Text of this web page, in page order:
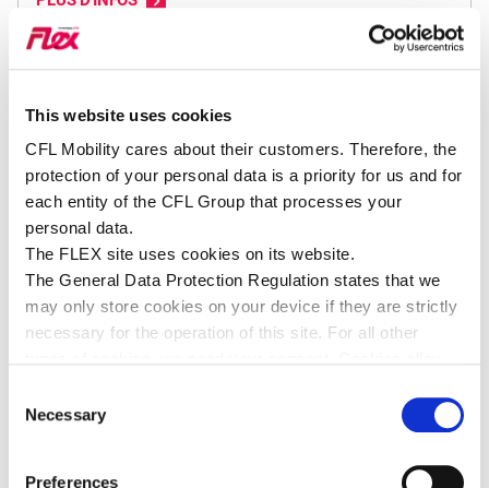
This website uses cookies
CFL Mobility cares about their customers. Therefore, the
protection of your personal data is a priority for us and for
each entity of the CFL Group that processes your
personal data.
The FLEX site uses cookies on its website.
The General Data Protection Regulation states that we
may only store cookies on your device if they are strictly
necessary for the operation of this site. For all other
social media features and analyse our traffic. We use
various service providers who may use cookies, you will
find all the information concerning these cookies by
Selection
Necessary
Preferences
PLUS D'INFOS
Luxembourg/Gasperich
PLUS D'INFOS
Luxembourg/Kirchberg - Grünewald
PLUS D'INFOS